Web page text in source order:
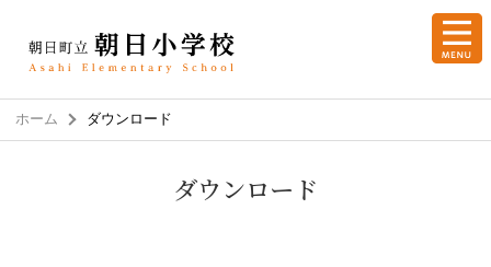
ホーム ダウンロード
ダウンロード